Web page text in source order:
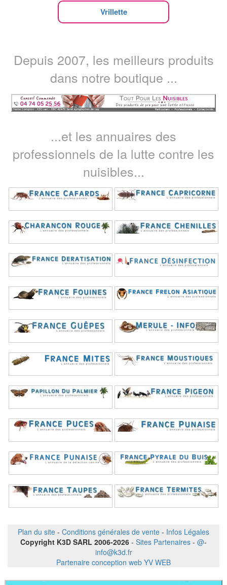
Vrillette
Depuis 2007, les meilleurs produits
dans notre boutique ...
...et les annuaires des
professionnels de la lutte contre les
nuisibles...
Plan du site - Conditions générales de vente - Infos Légales
Copyright K3D SARL 2006-2026 - Sites Partenaires - @-
info@k3d.fr
Partenaire conception web YV WEB